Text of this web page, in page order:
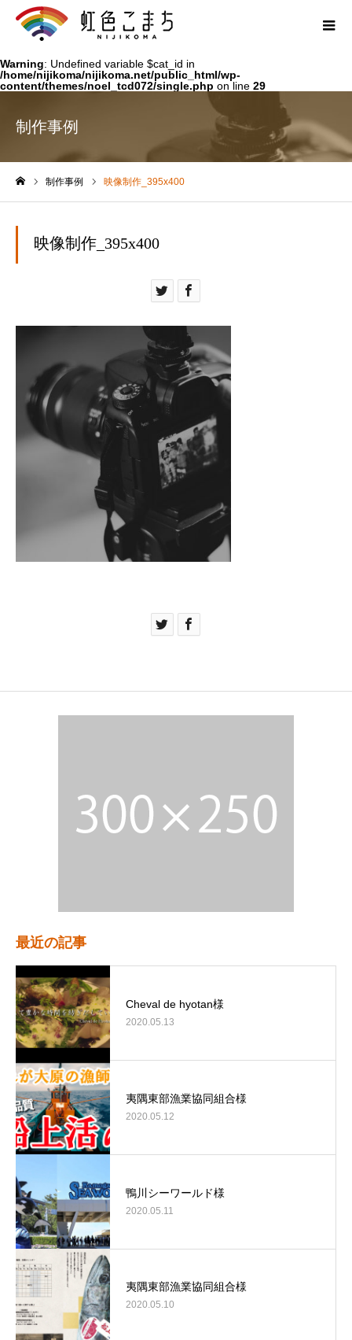
Warning: Undefined variable $cat_id in
/home/nijikoma/nijikoma.net/public_html/wp-
content/themes/noel_tcd072/single.php on line 29
制作事例
制作事例 映像制作_395x400
映像制作_395x400
最近の記事
Cheval de hyotan様
2020.05.13
夷隅東部漁業協同組合様
2020.05.12
鴨川シーワールド様
2020.05.11
夷隅東部漁業協同組合様
2020.05.10